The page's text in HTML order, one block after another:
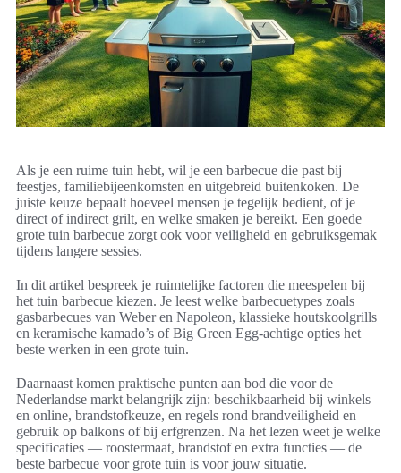
Als je een ruime tuin hebt, wil je een barbecue die past bij
feestjes, familiebijeenkomsten en uitgebreid buitenkoken. De
juiste keuze bepaalt hoeveel mensen je tegelijk bedient, of je
direct of indirect grilt, en welke smaken je bereikt. Een goede
grote tuin barbecue zorgt ook voor veiligheid en gebruiksgemak
tijdens langere sessies.
In dit artikel bespreek je ruimtelijke factoren die meespelen bij
het tuin barbecue kiezen. Je leest welke barbecuetypes zoals
gasbarbecues van Weber en Napoleon, klassieke houtskoolgrills
en keramische kamado’s of Big Green Egg-achtige opties het
beste werken in een grote tuin.
Daarnaast komen praktische punten aan bod die voor de
Nederlandse markt belangrijk zijn: beschikbaarheid bij winkels
en online, brandstofkeuze, en regels rond brandveiligheid en
gebruik op balkons of bij erfgrenzen. Na het lezen weet je welke
specificaties — roostermaat, brandstof en extra functies — de
beste barbecue voor grote tuin is voor jouw situatie.